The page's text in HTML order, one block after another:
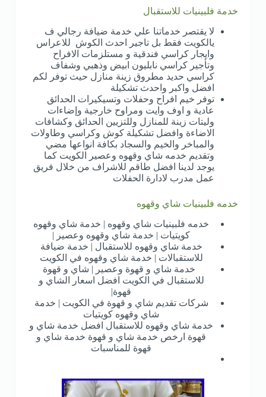
خدمة فلبينيات للاستقبال
لا يقتصر خدماتنا علي خدمة ضيافة رجالي ف
يالكويت فقط بل تاجير احدث الكوش للاعراس
وايجار كراسي فندقية و مستلزمات الافراح
وتأجير كراسي نابليون ابيض وذهبي وشفاف
كراسي حديد مطروق زينة منازل حيث توفر لكم
افضل واكبر واحدث تشكيلة
توفر خيم افراح وحفلات وتسيكيرات الحدائق
عادية و اوف وايت ومراوح خارجية وإضاءات
وليتات زينة للمنازل وللتزيين الحدائق وكشافات
الاضاءة وافضل تشكيلة كوش وكراسي وطاولات
والمباخر والخيم والسجاد بكافة انواعها مضي
وتقديم خدمه شاي وقهوه وعصير الكويت كما
يوجد لدينا افضل طاقم للاشراف من خلال فريق
عمل مدرب لادارة الحفلات
خدمه فلبينيات شاي وقهوه
خدمه فلبينيات شاي وقهوه | خدمة شاي وقهوه
كويتيات | خدمة شاي وقهوه وعصير |
خدمة شاي وقهوه للاستقبال | خدمة ضيافة
للاستقبالات | خدمة شاي وقهوه في الكويت
خدمة شاي و قهوة وعصير | شاي و قهوة
للاستقبال في الكويت افضل اسعار الشاي و
قهوة|
شركات تقديم شاي و قهوة في الكويت | خدمة
شاي وقهوه كويتيات
خدمة شاي وقهوه للاستقبال افضل خدمة شاي و
قهوة ارخص خدمة شاي و قهوة خدمة شاي و
قهوة للمناسبات